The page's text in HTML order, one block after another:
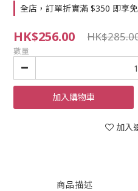
全店，訂單折實滿 $350 即享
HK$256.00
數量
加入購物車
加入
商品描述